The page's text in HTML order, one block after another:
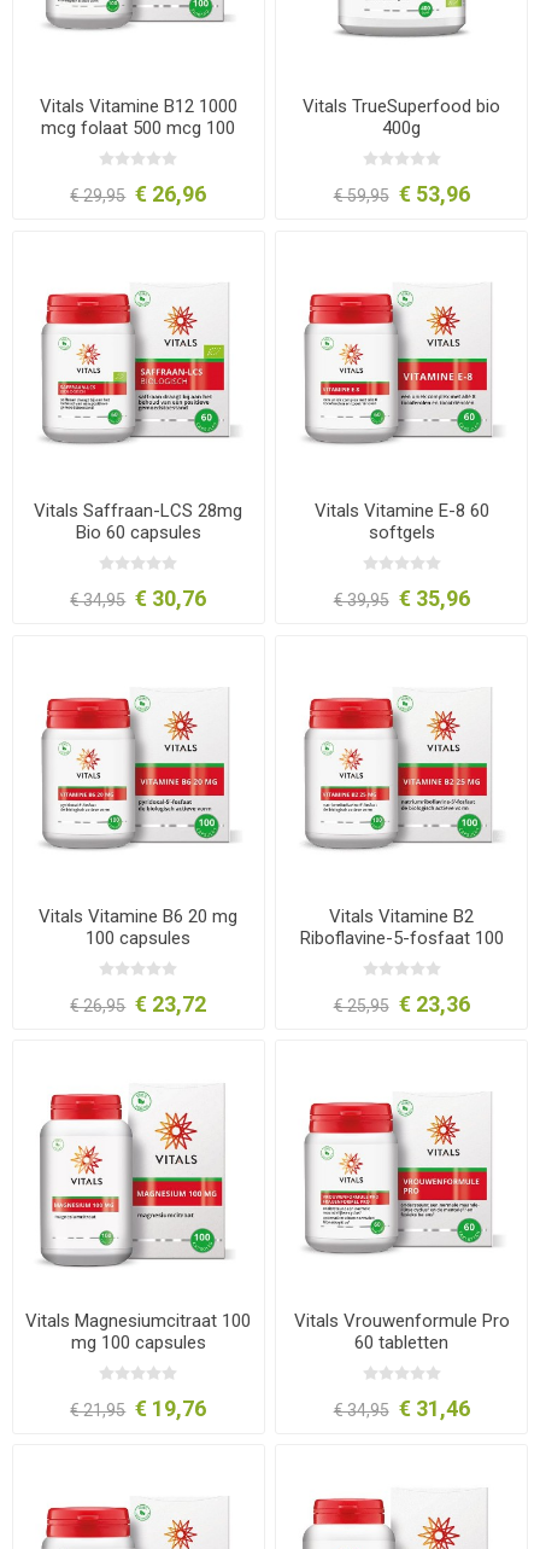
Vitals Vitamine B12 1000
mcg folaat 500 mcg 100
zuigtabletten
€ 29,95 € 26,96
Vitals TrueSuperfood bio
400g
€ 59,95 € 53,96
Vitals Saffraan-LCS 28mg
Bio 60 capsules
€ 34,95 € 30,76
Vitals Vitamine E-8 60
softgels
€ 39,95 € 35,96
Vitals Vitamine B6 20 mg
100 capsules
€ 26,95 € 23,72
Vitals Vitamine B2
Riboflavine-5-fosfaat 100
capsules
€ 25,95 € 23,36
Vitals Magnesiumcitraat 100
mg 100 capsules
€ 21,95 € 19,76
Vitals Vrouwenformule Pro
60 tabletten
€ 34,95 € 31,46